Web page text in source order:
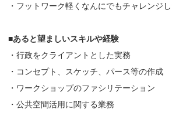
・フットワーク軽くなんにでもチャレンジ
■あると望ましいスキルや経験
・行政をクライアントとした実務
・コンセプト、スケッチ、パース等の作成
・ワークショップのファシリテーション
・公共空間活用に関する業務